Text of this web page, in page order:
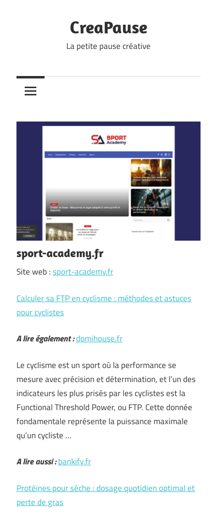
CreaPause
La petite pause créative
sport-academy.fr
Site web :sport-academy.fr
Calculer sa FTP en cyclisme : méthodes et astuces
pour cyclistes
A lire également :domihouse.fr
Le cyclisme est un sport où la performance se
mesure avec précision et détermination, et l’un des
indicateurs les plus prisés par les cyclistes est la
Functional Threshold Power, ou FTP. Cette donnée
fondamentale représente la puissance maximale
qu’un cycliste …
A lire aussi :bankify.fr
Protéines pour sèche : dosage quotidien optimal et
perte de gras